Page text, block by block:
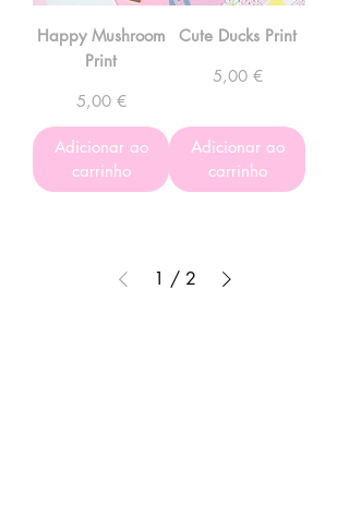
Happy Mushroom
Print
Preço
5,00 €
Adicionar ao
carrinho
Cute Ducks Print
Preço
5,00 €
Adicionar ao
carrinho
1 / 2